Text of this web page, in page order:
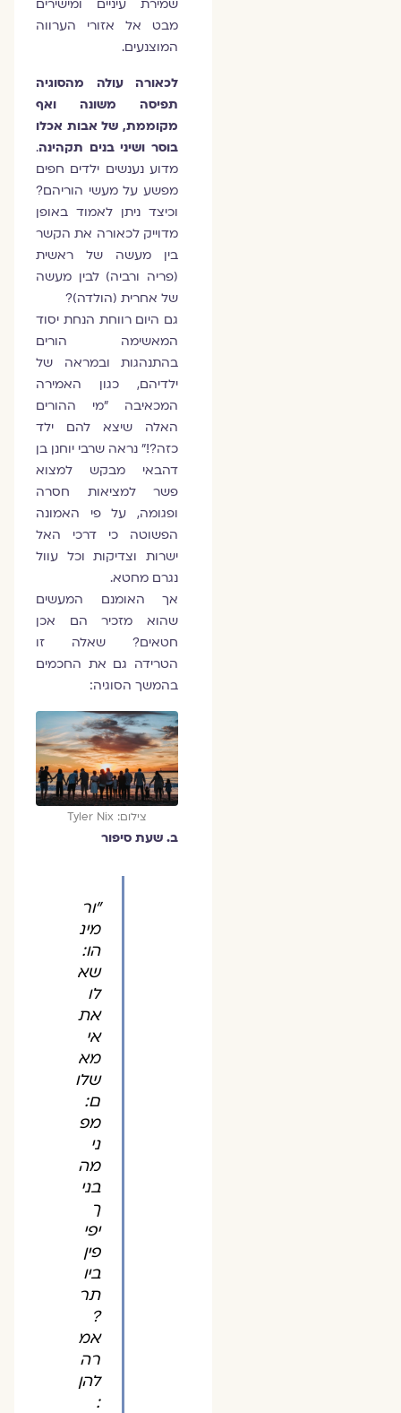
שמירת עיניים ומישירים
מבט אל אזורי הערווה
המוצנעים.
לכאורה עולה מהסוגיה
תפיסה משונה ואף
מקוממת, של אבות אכלו
בוסר ושיני בנים תקהינה.
מדוע נענשים ילדים חפים
מפשע על מעשי הוריהם?
וכיצד ניתן לאמוד באופן
מדוייק לכאורה את הקשר
בין מעשה של ראשית
(פריה ורביה) לבין מעשה
של אחרית (הולדה)?
גם היום רווחת הנחת יסוד
המאשימה הורים
בהתנהגות ובמראה של
ילדיהם, כגון האמירה
המכאיבה "מי ההורים
האלה שיצא להם ילד
כזה?!" נראה שרבי יוחנן בן
דהבאי מבקש למצוא
פשר למציאות חסרה
ופגומה, על פי האמונה
הפשוטה כי דרכי האל
ישרות וצדיקות וכל עוול
נגרם מחטא.
אך האומנם המעשים
שהוא מזכיר הם אכן
חטאים? שאלה זו
הטרידה גם את החכמים
בהמשך הסוגיה:
צילום: Tyler Nix
ב. שעת סיפור
"ור
מינ
הו:
שא
לו
את
אי
מא
שלו
ם:
מפ
ני
מה
בני
ך
יפי
פין
ביו
תר
?
אמ
רה
להן